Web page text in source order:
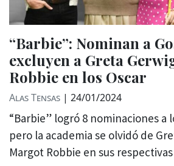
“Barbie”: Nominan a
excluyen a Greta
Robbie en los Oscar
Alas Tensas | 24/01/2024
“Barbie” logró 8 nominaciones a
pero la academia se olvidó de
Margot Robbie en sus